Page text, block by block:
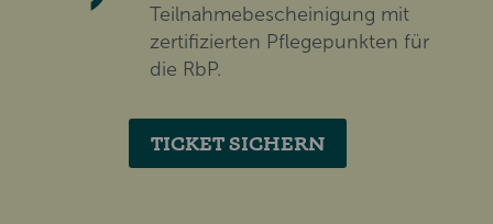
Teilnahmebescheinigung mit
zertifizierten Pflegepunkten für
die RbP.
TICKET SICHERN